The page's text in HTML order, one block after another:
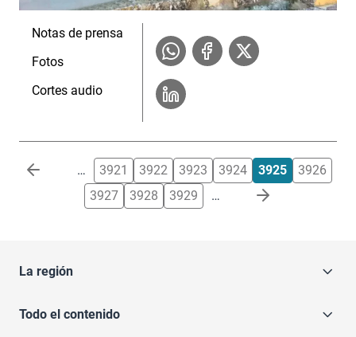
Notas de prensa
Fotos
Cortes audio
Paginación … 3921 3922 3923 3924 3925
3926
3927
3928 3929 …
La región
Todo el contenido